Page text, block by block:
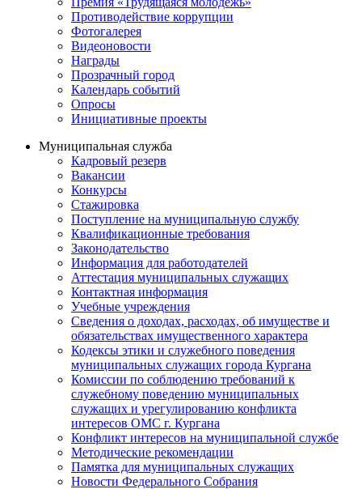
Противодействие коррупции
Фотогалерея
Видеоновости
Награды
Прозрачный город
Календарь событий
Опросы
Инициативные проекты
Муниципальная служба
Кадровый резерв
Вакансии
Конкурсы
Стажировка
Поступление на муниципальную службу
Квалификационные требования
Законодательство
Информация для работодателей
Аттестация муниципальных служащих
Контактная информация
Учебные учреждения
Сведения о доходах, расходах, об имуществе и
обязательствах имущественного характера
Кодексы этики и служебного поведения
муниципальных служащих города Кургана
Комиссии по соблюдению требований к
служебному поведению муниципальных
служащих и урегулированию конфликта
интересов ОМС г. Кургана
Конфликт интересов на муниципальной службе
Методические рекомендации
Памятка для муниципальных служащих
Новости Федерального Cобрания